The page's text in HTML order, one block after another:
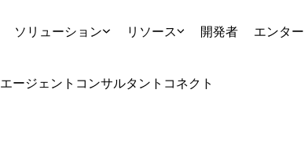
ソリューション リソース 開発者 エンタ
エージェント コンサルタント コネクト